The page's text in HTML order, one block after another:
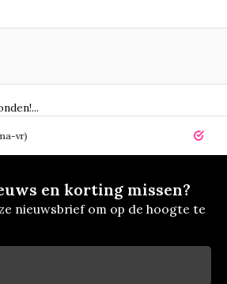
14 dagen
en korting missen?
nieuwsbrief om op de hoogte te